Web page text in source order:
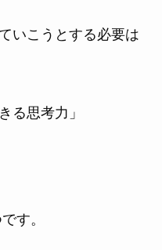
いこうとする必要は
る思考力」
す。